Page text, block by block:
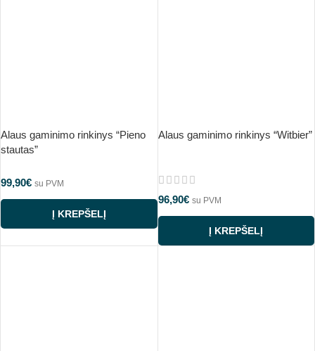
Alaus gaminimo rinkinys “Pieno
stautas”
99,90€ su PVM
Į KREPŠELĮ
Alaus gaminimo rinkinys “Witbier”
96,90€ su PVM
Į KREPŠELĮ